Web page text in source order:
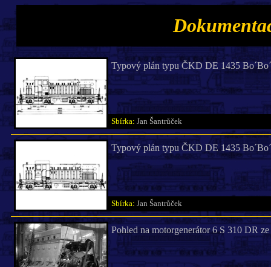
Typový plán typu ČKD DE 1435
Sbírka: Jan Šantrůček
Typový plán typu ČKD DE 1435
Sbírka: Jan Šantrůček
Pohled na motorgenerátor 6 S 310 DR